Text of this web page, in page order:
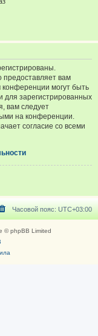
предоставляет вам
могут быть
для зарегистрированных
вам следует
на конференции.
согласие со всеми
Часовой пояс: UTC+03:00
© phpBB Limited